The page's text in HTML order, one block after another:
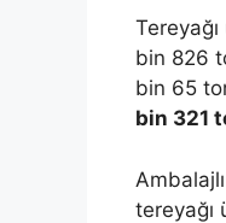
bin 826
bin 65
bin 321
tereyağı